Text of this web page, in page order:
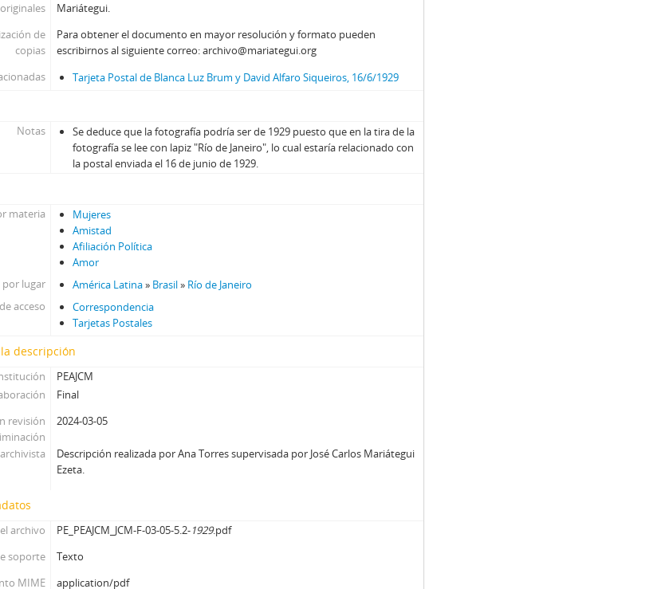
originales
Mariátegui.
de
copias
Para obtener el documento en mayor resolución y formato pueden
escribirnos al siguiente correo: archivo@mariategui.org
Tarjeta Postal de Blanca Luz Brum y David Alfaro Siqueiros, 16/6/1929
Notas
Se deduce que la fotografía podría ser de 1929 puesto que en la tira de la
fotografía se lee con lapiz "Río de Janeiro", lo cual estaría relacionado con
la postal enviada el 16 de junio de 1929.
materia
Mujeres
Amistad
Afiliación Política
Amor
por lugar
América Latina» Brasil» Río de Janeiro
acceso
Correspondencia
Tarjetas Postales
descripción
PEAJCM
Final
revisión
2024-03-05
Descripción realizada por Ana Torres supervisada por José Carlos Mariátegui
Ezeta.
archivo PE_PEAJCM_JCM-F-03-05-5.2-1929.pdf
soporte
Texto
MIME
application/pdf